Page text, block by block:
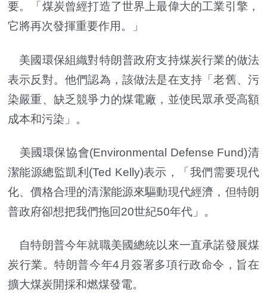
要。「煤炭曾經打造了世界上最偉大的工業引擎，
它將再次發揮重要作用。」
美國環保組織對特朗普政府支持煤炭行業的做法
表示反對。他們認為，該做法是在支持「老舊、污
染嚴重、缺乏競爭力的煤電廠，並使民眾承受高額
成本和污染」。
美國環保協會(Environmental Defense Fund)清
潔能源總監凱利(Ted Kelly)表示，「我們需要現代
化、價格合理的清潔能源來驅動現代經濟，但特朗
普政府卻想把我們拖回20世紀50年代」。
自特朗普今年就職美國總統以來一直承諾發展煤
炭行業。特朗普今年4月簽署多項行政命令，旨在
擴大煤炭開採和燃煤發電。